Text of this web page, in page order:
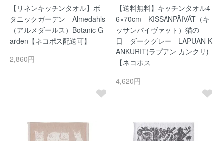
【リネンキッチンタオル】ボ
タニックガーデン Almedahls
（アルメダールス）Botanic G
arden【ネコポス配送可】
2,860円
【送料無料】キッチンタオル4
6×70cm KISSANPÄIVÄT（キ
ッサンパイヴァット）猫の
日 ダークグレー LAPUAN K
ANKURIT(ラプアン カンクリ)
【ネコポス
4,620円